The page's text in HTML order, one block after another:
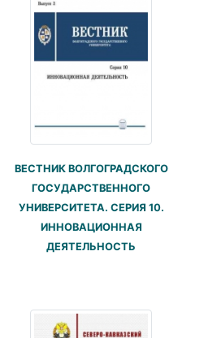
ВЕСТНИК ВОЛГОГРАДСКОГО
ГОСУДАРСТВЕННОГО
УНИВЕРСИТЕТА. СЕРИЯ 10.
ИННОВАЦИОННАЯ
ДЕЯТЕЛЬНОСТЬ